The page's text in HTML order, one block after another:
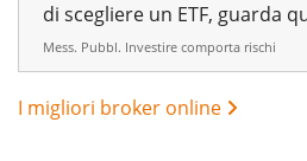
di scegliere un ETF, guarda
Mess. Pubbl. Investire comporta rischi
I migliori broker online